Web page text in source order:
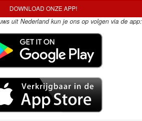
DOWNLOAD ONZE APP!
uit Nederland kun je ons op volgen via de app: